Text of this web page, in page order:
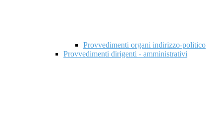
Provvedimenti organi indirizzo-politico
Provvedimenti dirigenti - amministrativi